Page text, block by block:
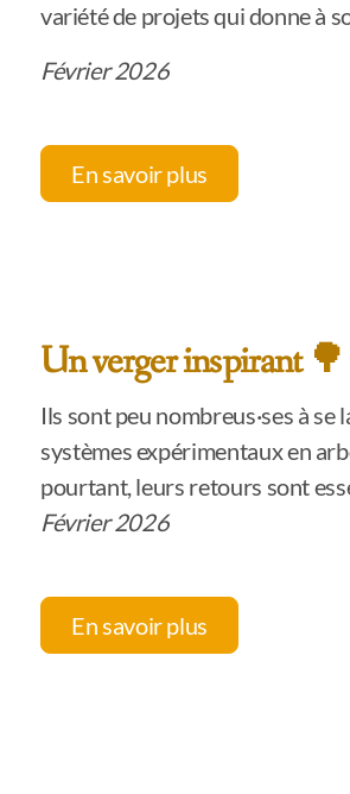
variété de projets qui donne à
Février 2026
En savoir plus
Un verger inspirant 🌳
Ils sont peu nombreus·ses à se
systèmes expérimentaux en
pourtant, leurs retours sont
Février 2026
En savoir plus